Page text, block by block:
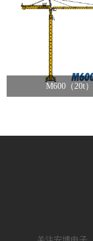
M600（20t）